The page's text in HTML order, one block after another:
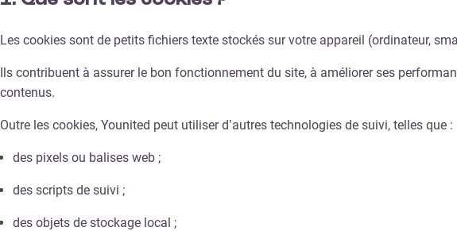
Les cookies sont de petits fichiers texte stockés sur votre appareil (ordinateur,
Ils contribuent à assurer le bon fonctionnement du site, à améliorer ses
contenus.
Outre les cookies, Younited peut utiliser d’autres technologies de suivi, telles que :
des pixels ou balises web ;
des scripts de suivi ;
des objets de stockage local ;